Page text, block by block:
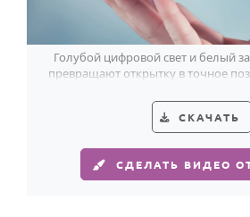
Папе
Детям
Все родственники
ПЕРСОНАЛЬНЫЕ
Пожелания
Голубой цифровой свет и белый
превращают открытку в точное
СКАЧАТЬ
СДЕЛАТЬ ВИДЕО